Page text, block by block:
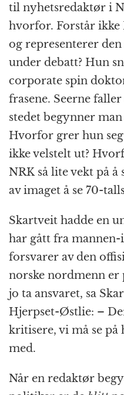
til nyhetsredaktør i
hvorfor. Forstår
og representerer
under debatt? Hun
corporate spin
frasene. Seerne
stedet begynner man
Hvorfor grer hun
ikke velstelt ut?
NRK så lite vekt på å
av imaget å se 70-
Skartveit hadde en
har gått fra
forsvarer av den
norske nordmenn er
jo ta ansvaret, sa
Hjerpset-Østlie: –
kritisere, vi må se på
med.
Når en redaktør